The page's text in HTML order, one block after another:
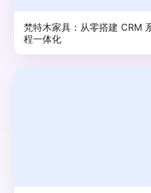
梵特木家具：从零搭建 CRM
程一体化